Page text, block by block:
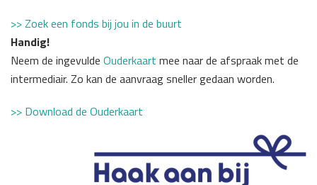
>> Zoek een fonds bij jou in de buurt
Handig!
Neem de ingevulde Ouderkaart mee naar de afspraak met de
intermediair. Zo kan de aanvraag sneller gedaan worden.
>> Download de Ouderkaart